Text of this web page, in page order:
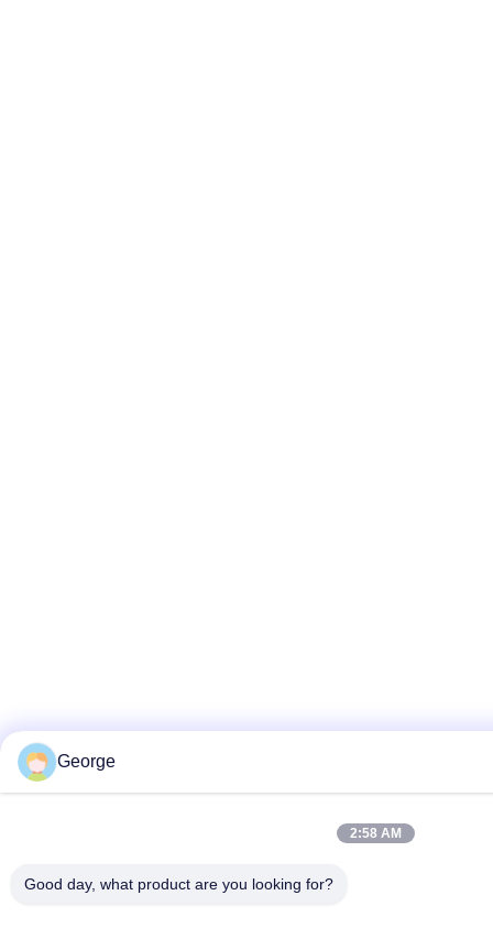
George
2:58 AM
Good day, what product are you looking for?